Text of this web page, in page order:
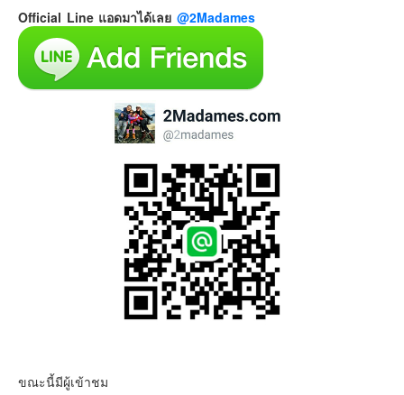
Official Line แอดมาได้เลย @2Madames
ขณะนี้มีผู้เข้าชม